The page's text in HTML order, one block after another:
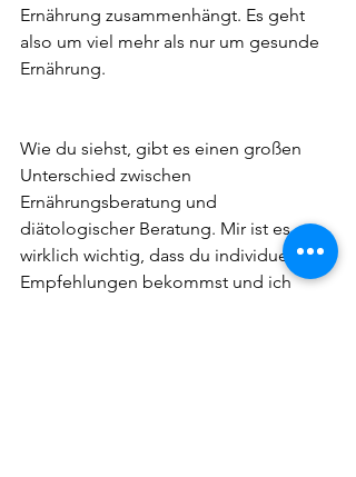
Ernährung zusammenhängt. Es geht
also um viel mehr als nur um gesunde
Ernährung.
Wie du siehst, gibt es einen großen
Unterschied zwischen
Ernährungsberatung und
diätologischer Beratung. Mir ist es
wirklich wichtig, dass du individuelle
Empfehlungen bekommst und ich